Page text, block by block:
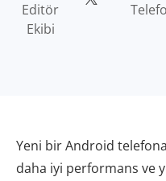
Editör
Ekibi
Yeni bir Android
daha iyi performans ve